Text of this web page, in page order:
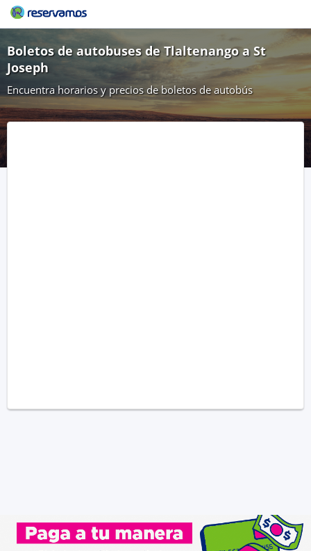
Boletos de autobuses de Tlaltenango a St
Joseph
Encuentra horarios y precios de boletos de autobús